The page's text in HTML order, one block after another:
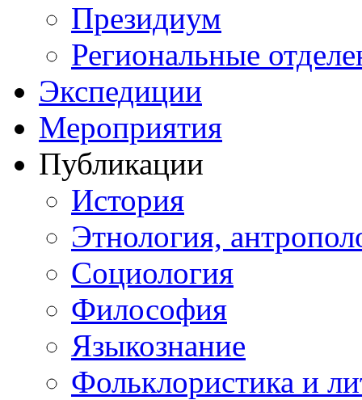
Президиум
Региональные
Экспедиции
Мероприятия
Публикации
История
Этнология,
Социология
Философия
Языкознание
Фольклористика и